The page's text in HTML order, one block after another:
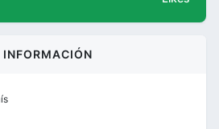
INFORMACIÓN